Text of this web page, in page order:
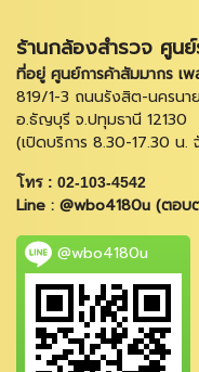
ร้านกล้องสำรวจ ศูน
ที่อยู่ ศูนย์การค้าสัมมากร
819/1-3 ถนนรังสิต-นครนา
อ.ธัญบุรี จ.ปทุมธานี 12130
(เปิดบริการ 8.30-17.30 น.
โทร : 02-103-4542
Line : @wbo4180u (ตอ
@wbo4180u